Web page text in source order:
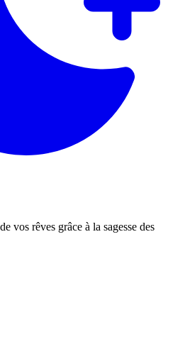
vos rêves grâce à la sagesse des